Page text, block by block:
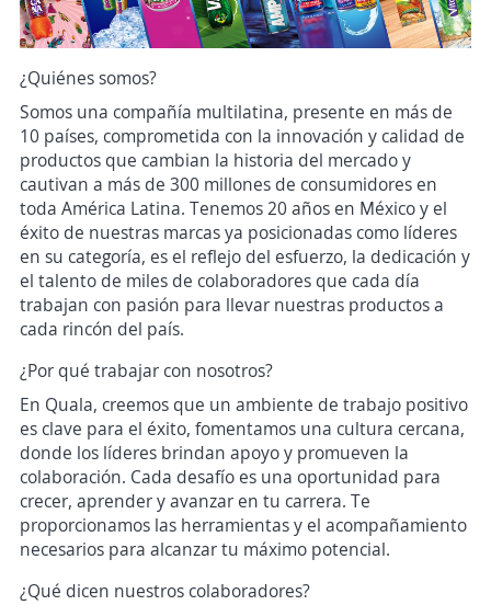
¿Quiénes somos?
Somos una compañía multilatina, presente en más de
10 países, comprometida con la innovación y calidad de
productos que cambian la historia del mercado y
cautivan a más de 300 millones de consumidores en
toda América Latina. Tenemos 20 años en México y el
éxito de nuestras marcas ya posicionadas como líderes
en su categoría, es el reflejo del esfuerzo, la dedicación y
el talento de miles de colaboradores que cada día
trabajan con pasión para llevar nuestras productos a
cada rincón del país.
¿Por qué trabajar con nosotros?
En Quala, creemos que un ambiente de trabajo positivo
es clave para el éxito, fomentamos una cultura cercana,
donde los líderes brindan apoyo y promueven la
colaboración. Cada desafío es una oportunidad para
crecer, aprender y avanzar en tu carrera. Te
proporcionamos las herramientas y el acompañamiento
necesarios para alcanzar tu máximo potencial.
¿Qué dicen nuestros colaboradores?